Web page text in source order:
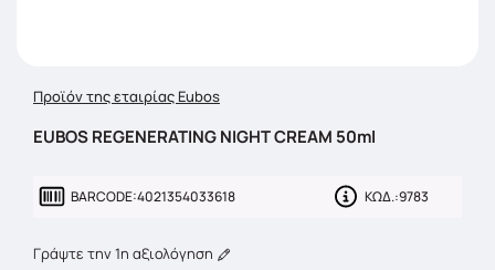
Προϊόν της εταιρίας Eubos
EUBOS REGENERATING NIGHT CREAM 50ml
BARCODE:4021354033618 ΚΩΔ.:9783
Γράψτε την 1η αξιολόγηση